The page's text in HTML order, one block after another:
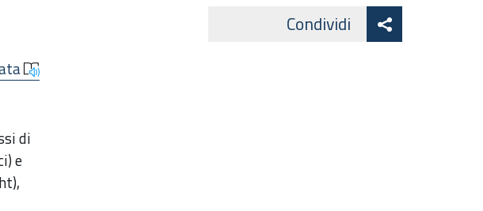
di
e
Condividi Facebook
condividi